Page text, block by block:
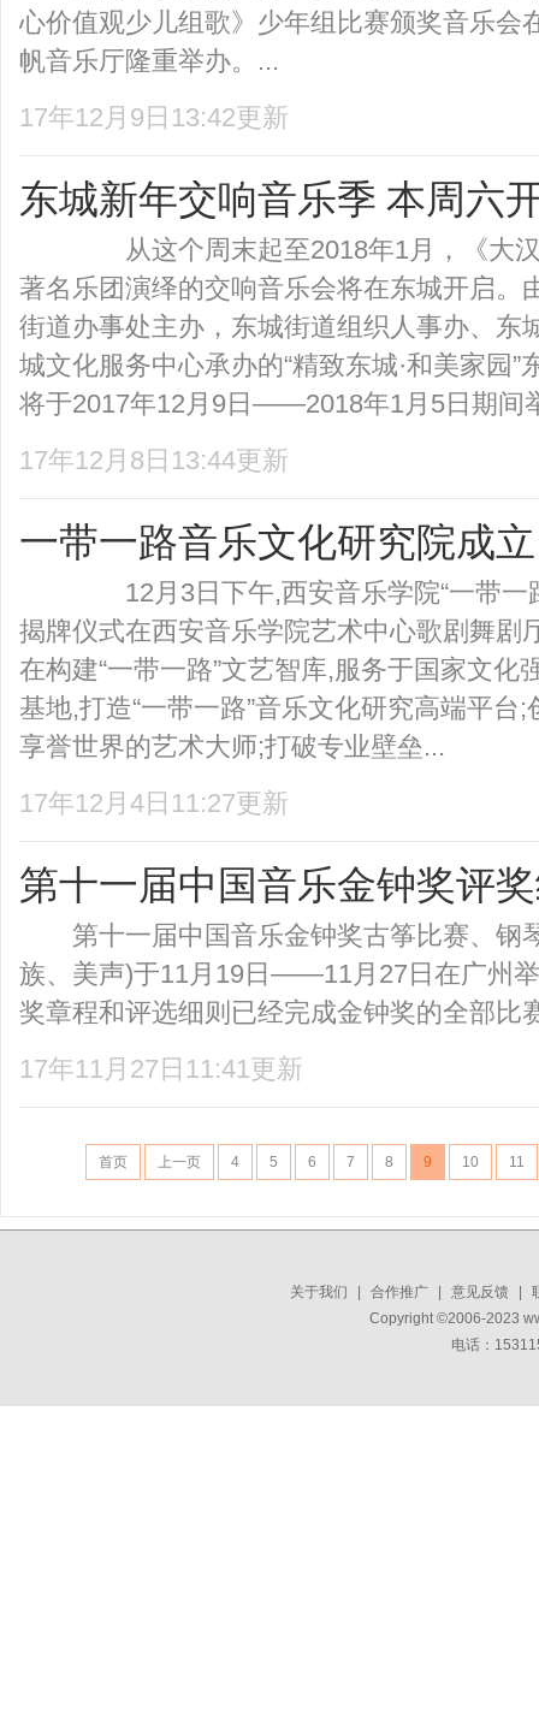
心价值观少儿组歌》少年组比赛颁奖音乐会
帆音乐厅隆重举办。...
17年12月9日13:42更新
东城新年交响音乐季 本周六
从这个周末起至2018年1月，《大汉
著名乐团演绎的交响音乐会将在东城开启。
街道办事处主办，东城街道组织人事办、东
城文化服务中心承办的“精致东城·和美家园”
将于2017年12月9日——2018年1月5日期间
17年12月8日13:44更新
一带一路音乐文化研究院成立
12月3日下午,西安音乐学院“一带一路
揭牌仪式在西安音乐学院艺术中心歌剧舞
在构建“一带一路”文艺智库,服务于国家文化
基地,打造“一带一路”音乐文化研究高端平台
享誉世界的艺术大师;打破专业壁垒...
17年12月4日11:27更新
第十一届中国音乐金钟奖评
第十一届中国音乐金钟奖古筝比赛、钢
族、美声)于11月19日——11月27日在广
奖章程和评选细则已经完成金钟奖的全部比
17年11月27日11:41更新
首页 上一页 4 5 6 7 8 9 10 11
关于我们 合作推广 意见反馈
Copyright ©2006-2023
电话：